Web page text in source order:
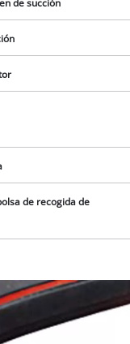
en altura. La
de seguridad.
una bolsa
pueda ver qué
de succión
de recogida de